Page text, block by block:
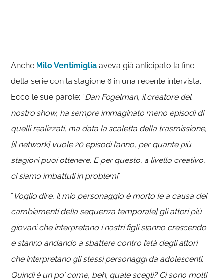
Anche Milo Ventimiglia aveva già anticipato la fine
della serie con la stagione 6 in una recente intervista.
Ecco le sue parole: “Dan Fogelman, il creatore del
nostro show, ha sempre immaginato meno episodi di
quelli realizzati, ma data la scaletta della trasmissione,
[il network] vuole 20 episodi l’anno, per quante più
stagioni puoi ottenere. E per questo, a livello creativo,
ci siamo imbattuti in problemi“.
“ Voglio dire, il mio personaggio è morto [e a causa dei
cambiamenti della sequenza temporale] gli attori più
giovani che interpretano i nostri figli stanno crescendo
e stanno andando a sbattere contro l’età degli attori
che interpretano gli stessi personaggi da adolescenti.
Quindi è un po’ come, beh, quale scegli? Ci sono molti